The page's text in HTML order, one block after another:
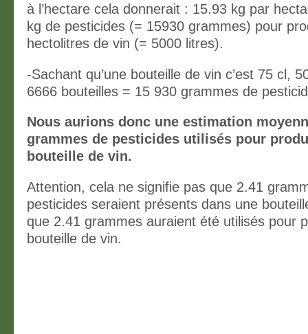
à l’hectare cela donnerait : 15.93 kg par
kg de pesticides (= 15930 grammes) pour
hectolitres de vin (= 5000 litres).
-Sachant qu’une bouteille de vin c’est 75 cl,
6666 bouteilles = 15 930 grammes de
Nous aurions donc une estimation
grammes de pesticides utilisés pour
bouteille de vin.
Attention, cela ne signifie pas que 2.41
pesticides seraient présents dans une
que 2.41 grammes auraient été utilisés pour
bouteille de vin.